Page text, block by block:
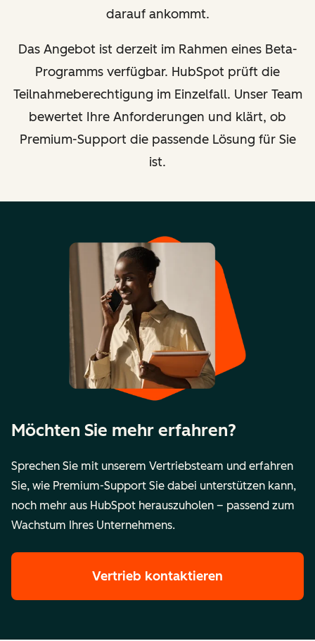
darauf ankommt.
Das Angebot ist derzeit im Rahmen eines Beta-
Programms verfügbar. HubSpot prüft die
Teilnahmeberechtigung im Einzelfall. Unser Team
bewertet Ihre Anforderungen und klärt, ob
Premium-Support die passende Lösung für Sie
ist.
Möchten Sie mehr erfahren?
Sprechen Sie mit unserem Vertriebsteam und erfahren
Sie, wie Premium-Support Sie dabei unterstützen kann,
noch mehr aus HubSpot herauszuholen – passend zum
Wachstum Ihres Unternehmens.
Vertrieb kontaktieren